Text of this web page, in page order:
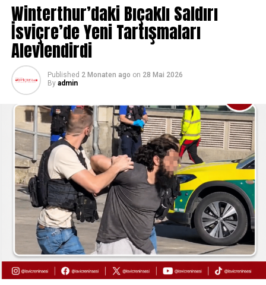
Winterthur’daki Bıçaklı Saldırı
İsviçre’de Yeni Tartışmaları
Alevlendirdi
Published 2 Monaten ago on 28 Mai 2026
By admin